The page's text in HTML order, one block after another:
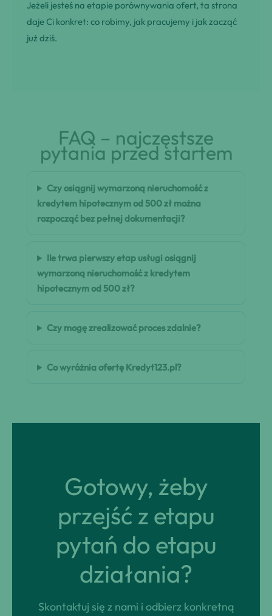
Jeżeli jesteś na etapie porównywania ofert, ta strona
daje Ci konkret: co robimy, jak pracujemy i jak zacząć
już dziś.
FAQ – najczęstsze
pytania przed startem
Czy osiągnij wymarzoną nieruchomość z
kredytem hipotecznym od 500 zł można
rozpocząć bez pełnej dokumentacji?
Ile trwa pierwszy etap usługi osiągnij
wymarzoną nieruchomość z kredytem
hipotecznym od 500 zł?
Czy mogę zrealizować proces zdalnie?
Co wyróżnia ofertę Kredyt123.pl?
Gotowy, żeby
przejść z etapu
pytań do etapu
działania?
Skontaktuj się z nami i odbierz konkretną